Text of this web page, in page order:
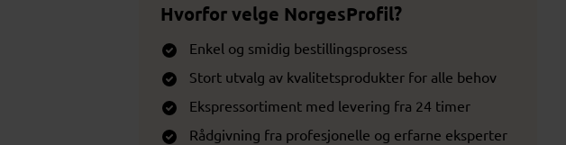
Hvorfor velge NorgesProfil?
Enkel og smidig bestillingsprosess
Stort utvalg av kvalitetsprodukter for alle behov
Ekspressortiment med levering fra 24 timer
Rådgivning fra profesjonelle og erfarne eksperter